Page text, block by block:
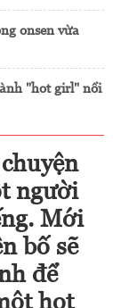
onsen vừa
"hot girl" nổi
người
Mới
bố sẽ
để
hot